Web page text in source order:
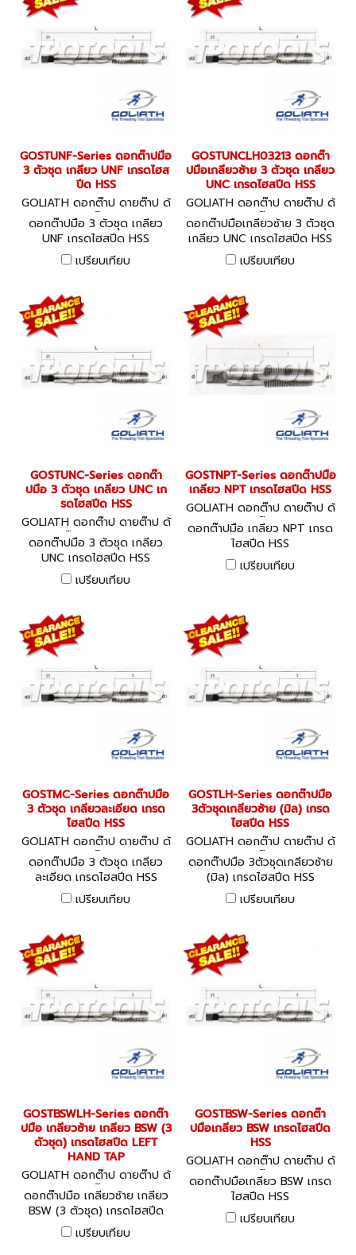
GOSTUNF-Series ดอกต๊าปมือ
3 ตัวชุด เกลียว UNF เกรดไฮส
ปีด HSS
GOLIATH ดอกต๊าป ดายต๊าป ด้
ามต๊าป
ดอกต๊าปมือ 3 ตัวชุด เกลียว
UNF เกรดไฮสปีด HSS
เปรียบเทียบ
GOSTUNCLH03213 ดอกต๊า
ปมือเกลียวซ้าย 3 ตัวชุด เกลียว
UNC เกรดไฮสปีด HSS
GOLIATH ดอกต๊าป ดายต๊าป ด้
ามต๊าป
ดอกต๊าปมือเกลียวซ้าย 3 ตัวชุด
เกลียว UNC เกรดไฮสปีด HSS
เปรียบเทียบ
GOSTUNC-Series ดอกต๊า
ปมือ 3 ตัวชุด เกลียว UNC เก
รดไฮสปีด HSS
GOLIATH ดอกต๊าป ดายต๊าป ด้
ามต๊าป GOSTUNC
ดอกต๊าปมือ 3 ตัวชุด เกลียว
UNC เกรดไฮสปีด HSS
เปรียบเทียบ
GOSTNPT-Series ดอกต๊าปมือ
เกลียว NPT เกรดไฮสปีด HSS
GOLIATH ดอกต๊าป ดายต๊าป ด้
ามต๊าป
ดอกต๊าปมือ เกลียว NPT เกรด
ไฮสปีด HSS
เปรียบเทียบ
GOSTMC-Series ดอกต๊าปมือ
3 ตัวชุด เกลียวละเอียด เกรด
ไฮสปีด HSS
GOLIATH ดอกต๊าป ดายต๊าป ด้
ามต๊าป
ดอกต๊าปมือ 3 ตัวชุด เกลียว
ละเอียด เกรดไฮสปีด HSS
เปรียบเทียบ
GOSTLH-Series ดอกต๊าปมือ
3ตัวชุดเกลียวซ้าย (มิล) เกรด
ไฮสปีด HSS
GOLIATH ดอกต๊าป ดายต๊าป ด้
ามต๊าป
ดอกต๊าปมือ 3ตัวชุดเกลียวซ้าย
(มิล) เกรดไฮสปีด HSS
เปรียบเทียบ
GOSTBSWLH-Series ดอกต๊า
ปมือ เกลียวซ้าย เกลียว BSW (3
ตัวชุด) เกรดไฮสปีด LEFT
HAND TAP
GOLIATH ดอกต๊าป ดายต๊าป ด้
ามต๊าป
ดอกต๊าปมือ เกลียวซ้าย เกลียว
BSW (3 ตัวชุด) เกรดไฮสปีด
LEFT HAND TAP
เปรียบเทียบ
GOSTBSW-Series ดอกต๊า
ปมือเกลียว BSW เกรดไฮสปีด
HSS
GOLIATH ดอกต๊าป ดายต๊าป ด้
ามต๊าป
ดอกต๊าปมือเกลียว BSW เกรด
ไฮสปีด HSS
เปรียบเทียบ